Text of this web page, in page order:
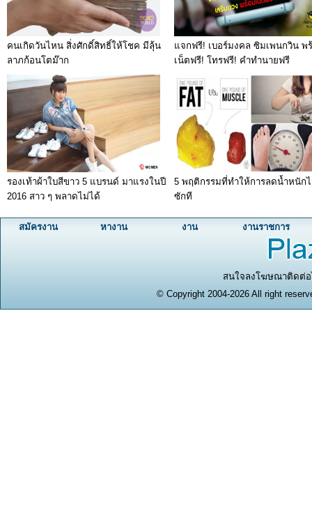
คนเกิดวันไหน สิ่งศักดิ์สิทธิ์ให้โชค มีลุ้น
ลาภก้อนโตม๊าก
แจกฟรี! เบอร์มงคล ซิมเพนกวิน พ
เน็ตฟรี! โทรฟรี! คำทำนายฟรี
รองเท้าผ้าใบสีขาว 5 แบรนด์ มาแรงในปี
2016 สาว ๆ พลาดไม่ได้
5 พฤติกรรมที่ทำให้การลดน้ำหนัก
ซักที
สมัครงาน หางาน งาน งานราชการ
สนใจลงโฆษณาติดต่อ
© Copyright 2004-2026 All right